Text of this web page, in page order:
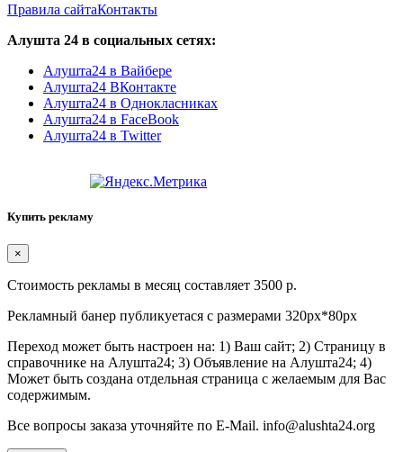
Правила сайтаКонтакты
Алушта 24 в социальных сетях:
Алушта24 в Вайбере
Алушта24 ВКонтакте
Алушта24 в Однокласниках
Алушта24 в FaceBook
Алушта24 в Twitter
Купить рекламу
×
Стоимость рекламы в месяц составляет 3500 р.
Рекламный банер публикуетася с размерами 320px*80px
Переход может быть настроен на: 1) Ваш сайт; 2) Страницу в
справочнике на Алушта24; 3) Объявление на Алушта24; 4)
Может быть создана отдельная страница с желаемым для Вас
содержимым.
Все вопросы заказа уточняйте по E-Mail. info@alushta24.org